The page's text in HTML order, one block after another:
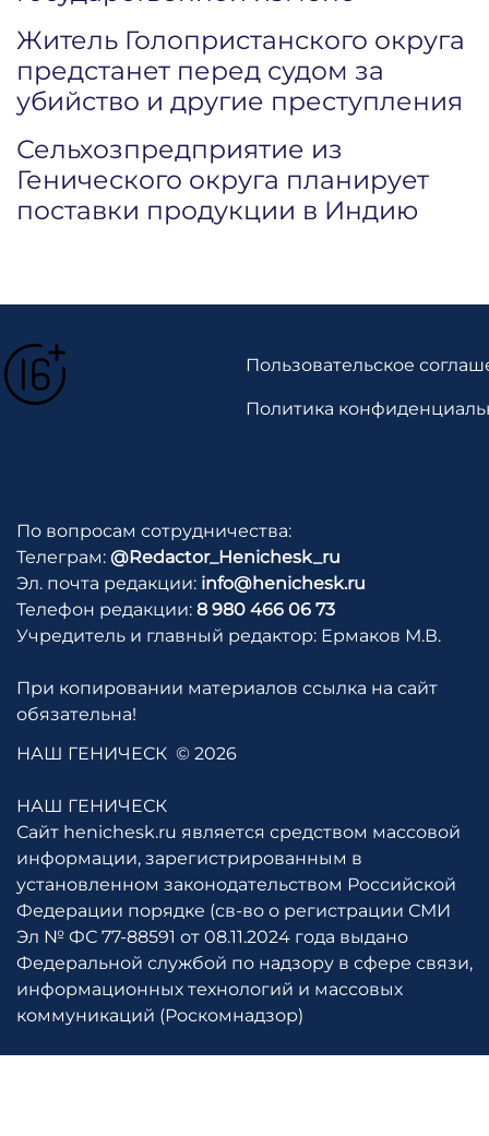
Житель Голопристанского округа
предстанет перед судом за
убийство и другие преступления
Сельхозпредприятие из
Генического округа планирует
поставки продукции в Индию
Пользовательское
Политика
По вопросам сотрудничества:
Телеграм: @Redactor_Henichesk_ru
Эл. почта редакции: info@henichesk.ru
Телефон редакции: 8 980 466 06 73
Учредитель и главный редактор: Ермаков М.В.
При копировании материалов ссылка на сайт
обязательна!
НАШ ГЕНИЧЕСК © 2026
НАШ ГЕНИЧЕСК
Сайт henichesk.ru является средством массовой
информации, зарегистрированным в
установленном законодательством Российской
Федерации порядке (св-во о регистрации СМИ
Эл № ФС 77-88591 от 08.11.2024 года выдано
Федеральной службой по надзору в сфере связи,
информационных технологий и массовых
коммуникаций (Роскомнадзор)